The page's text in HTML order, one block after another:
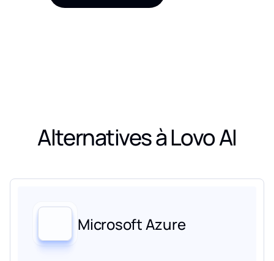
Alternatives àLovo AI
Microsoft Azure